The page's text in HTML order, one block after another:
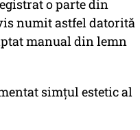
o parte din
numit astfel datorită
manual din lemn
simţul estetic al